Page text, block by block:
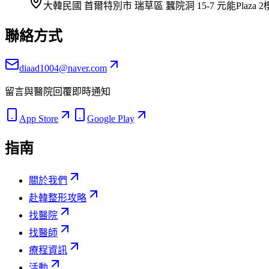
大韓民國 首爾特別市 瑞草區 蠶院洞 15-7 元能Plaza 2
聯絡方式
diaad1004@naver.com
留言與醫院回覆即時通知
App Store Google Play
指南
關於我們
赴韓整形攻略
找醫院
找醫師
療程資訊